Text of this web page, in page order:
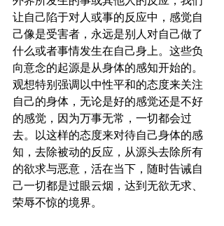
让自己陷于对人或事的反应中，感觉自
己像是受害者，永远是别人对自己做了
什么或者事情发生在自己身上。这些负
向意念的起源是从身体的感知开始的。
观想特别强调以中性平和的态度来关注
自己的身体，无论是好的感觉还是不好
的感觉，因为万事无常，一切都会过
去。以这样的态度来对待自己身体的感
知，去除被动的反应，从源头去除所有
的欲求与恶意，活在当下，随时告诫自
己一切都是过眼云烟，达到无欲无求、
荣辱不惊的境界。